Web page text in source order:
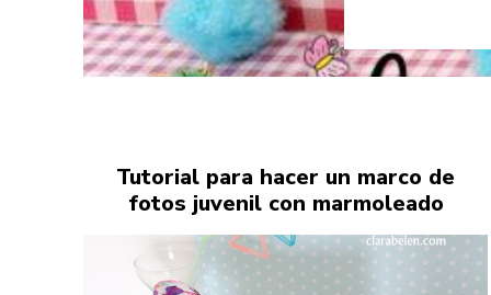
Tutorial para hacer un marco de
fotos juvenil con marmoleado